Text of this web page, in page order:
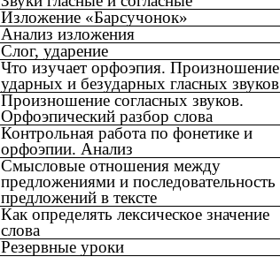
Изложение «Барсучонок»
Анализ изложения
Слог, ударение
Что изучает орфоэпия. Произношение
ударных и безударных гласных звуков
Произношение согласных звуков.
Орфоэпический разбор слова
Контрольная работа по фонетике и
орфоэпии. Анализ
Смысловые отношения между
предложениями и последовательность
предложений в тексте
Как определять лексическое значение
слова
Резервные уроки